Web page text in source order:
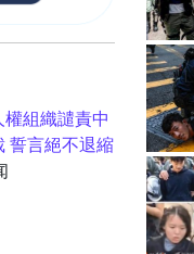
權組織譴責中
誓言絕不退縮